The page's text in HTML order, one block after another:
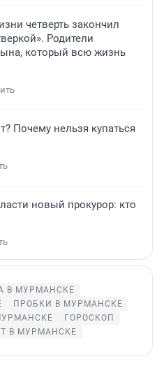
четверть закончил
Родители
который всю жизнь
Почему нельзя купаться
новый прокурор: кто
В МУРМАНСКЕ
ПРОБКИ В МУРМАНСКЕ
ГОРОСКОП
В МУРМАНСКЕ